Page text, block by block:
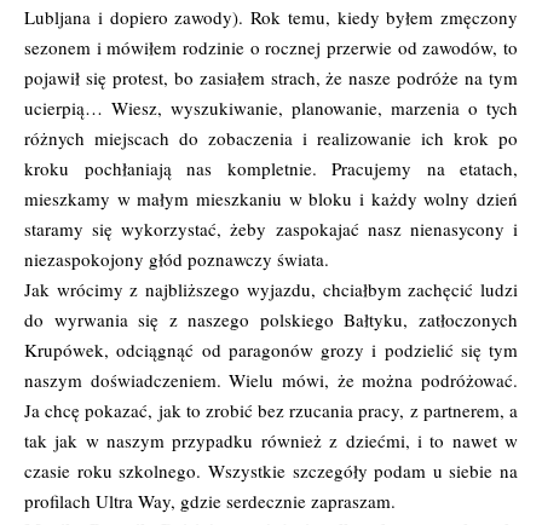
Lubljana i dopiero zawody). Rok temu, kiedy byłem zmęczony
sezonem i mówiłem rodzinie o rocznej przerwie od zawodów, to
pojawił się protest, bo zasiałem strach, że nasze podróże na tym
ucierpią… Wiesz, wyszukiwanie, planowanie, marzenia o tych
różnych miejscach do zobaczenia i realizowanie ich krok po
kroku pochłaniają nas kompletnie. Pracujemy na etatach,
mieszkamy w małym mieszkaniu w bloku i każdy wolny dzień
staramy się wykorzystać, żeby zaspokajać nasz nienasycony i
niezaspokojony głód poznawczy świata.
Jak wrócimy z najbliższego wyjazdu, chciałbym zachęcić ludzi
do wyrwania się z naszego polskiego Bałtyku, zatłoczonych
Krupówek, odciągnąć od paragonów grozy i podzielić się tym
naszym doświadczeniem. Wielu mówi, że można podróżować.
Ja chcę pokazać, jak to zrobić bez rzucania pracy, z partnerem, a
tak jak w naszym przypadku również z dziećmi, i to nawet w
czasie roku szkolnego. Wszystkie szczegóły podam u siebie na
profilach Ultra Way, gdzie serdecznie zapraszam.